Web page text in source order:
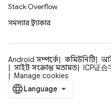
Stack Overflow
সমস্যার ট্র্যাকার
Android সম্পর্কে কমিউনিটি
সাইট সংক্রান্ত মতামত
ICP证
Manage cookies